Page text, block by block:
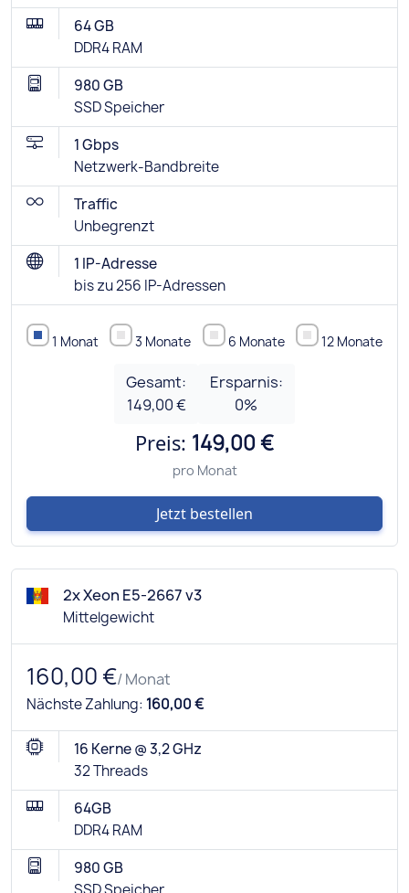
64 GB
DDR4 RAM
980 GB
SSD Speicher
1 Gbps
Netzwerk-Bandbreite
Traffic
Unbegrenzt
1 IP-Adresse
bis zu 256 IP-Adressen
1 Monat 3 Monate 6 Monate 12 Monate
Gesamt:
149,00 €
Ersparnis:
0%
Preis: 149,00 €
pro Monat
Jetzt bestellen
2x Xeon E5-2667 v3
Mittelgewicht
160,00 €/ Monat
Nächste Zahlung: 160,00 €
16 Kerne @ 3,2 GHz
32 Threads
64GB
DDR4 RAM
980 GB